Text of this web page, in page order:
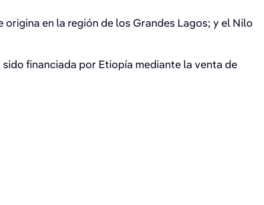
en la región de los Grandes Lagos; y el Nilo
financiada por Etiopía mediante la venta de